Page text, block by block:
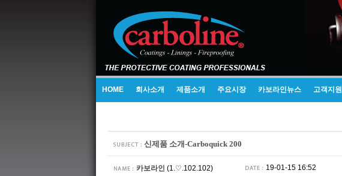
HOME 회사소개 제품소개 주요시장 카보라인뉴스 고객지원
신제품 소개-Carboquick 200
카보라인 (1.♡.102.102) 19-01-15 16:52